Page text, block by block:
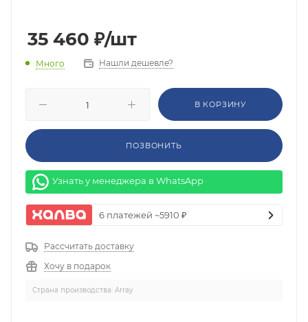
35 460 ₽/шт
Много Нашли дешевле?
В КОРЗИНУ
ПОЗВОНИТЬ
Узнать у менеджера в WhatsApp
6 платежей ~5910 ₽
Рассчитать доставку
Хочу в подарок
Страна производства: Array